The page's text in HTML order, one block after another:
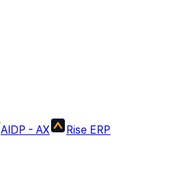
AIDP - AX Rise ERP